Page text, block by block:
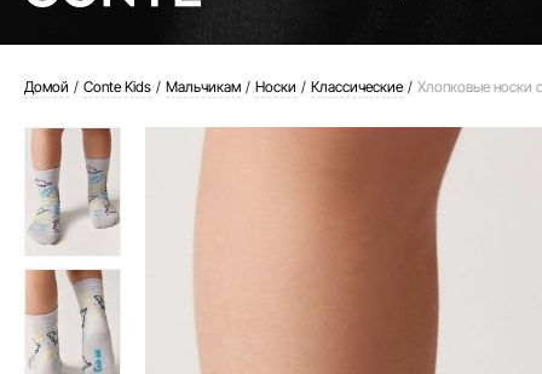
Домой Conte Kids Мальчикам Носки Классические Хлопковые носки